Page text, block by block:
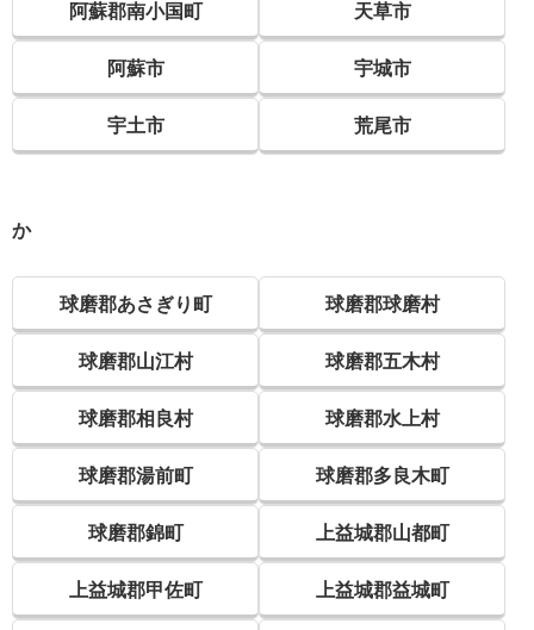
阿蘇郡南小国町 天草市
阿蘇市 宇城市
宇土市 荒尾市
か
球磨郡あさぎり町 球磨郡球磨村
球磨郡山江村 球磨郡五木村
球磨郡相良村 球磨郡水上村
球磨郡湯前町 球磨郡多良木町
球磨郡錦町 上益城郡山都町
上益城郡甲佐町 上益城郡益城町